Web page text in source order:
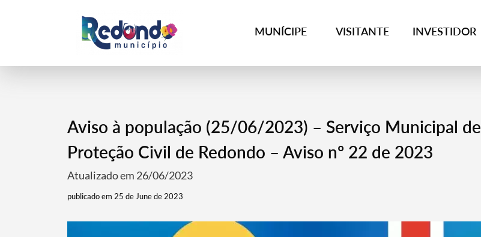
MUNÍCIPE VISITANTE INVESTIDOR
Aviso à população (25/06/2023) – Serviço Municipal de
Proteção Civil de Redondo – Aviso nº 22 de 2023
Atualizado em 26/06/2023
publicado em 25 de June de 2023